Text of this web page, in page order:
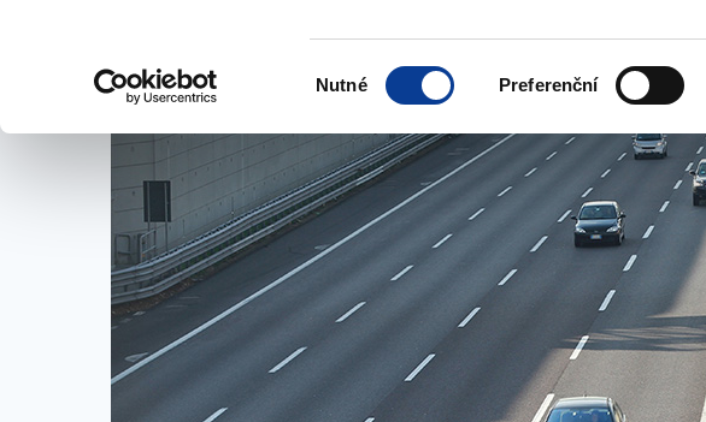
Nutné Preferenční
našeptaných
položek
submenu
submenu
politika